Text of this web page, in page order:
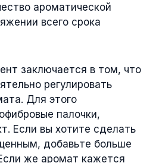
ароматической
всего срока
заключается в том, что
регулировать
Для этого
палочки,
Если вы хотите сделать
добавьте больше
же аромат кажется